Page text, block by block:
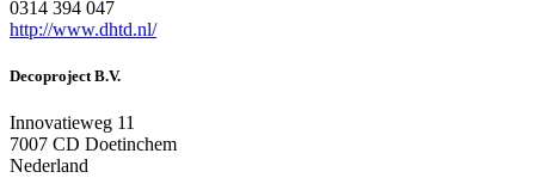
0314 394 047
http://www.dhtd.nl/
Decoproject B.V.
Innovatieweg 11
7007 CD Doetinchem
Nederland